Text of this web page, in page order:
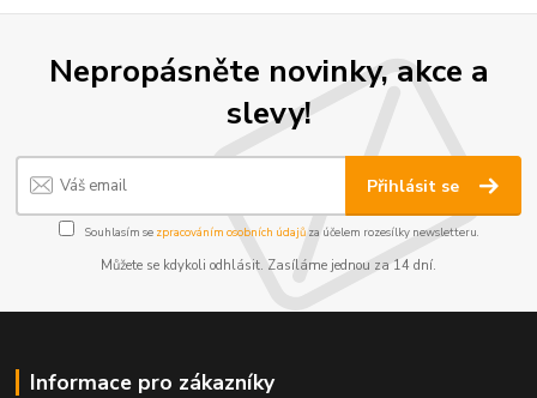
Nepropásněte novinky, akce a
slevy!
Přihlásit se
Souhlasím se zpracováním osobních údajůza účelem rozesílky newsletteru.
Můžete se kdykoli odhlásit. Zasíláme jednou za 14 dní.
Informace pro zákazníky